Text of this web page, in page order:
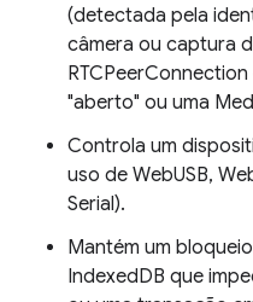
(detectada pela
câmera ou captura
"aberto" ou uma
Controla um
uso de WebUSB,
Serial).
Mantém um
IndexedDB que